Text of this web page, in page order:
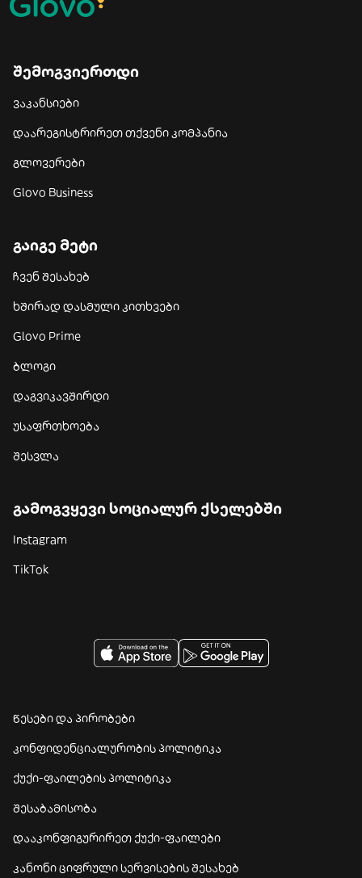
შემოგვიერთდი
ვაკანსიები
დაარეგისტრირეთ თქვენი კომპანია
გლოვერები
Glovo Business
გაიგე მეტი
ჩვენ შესახებ
ხშირად დასმული კითხვები
Glovo Prime
ბლოგი
დაგვიკავშირდი
უსაფრთხოება
შესვლა
გამოგვყევი სოციალურ ქსელებში
Instagram
TikTok
წესები და პირობები
კონფიდენციალურობის პოლიტიკა
ქუქი-ფაილების პოლიტიკა
შესაბამისობა
დააკონფიგურირეთ ქუქი-ფაილები
კანონი ციფრული სერვისების შესახებ